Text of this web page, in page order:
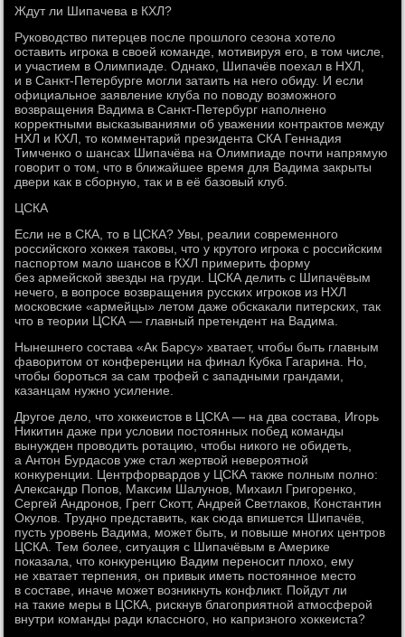
Ждут ли Шипачева в КХЛ?
Руководство питерцев после прошлого сезона хотело
оставить игрока в своей команде, мотивируя его, в том числе,
и участием в Олимпиаде. Однако, Шипачёв поехал в НХЛ,
и в Санкт-Петербурге могли затаить на него обиду. И если
официальное заявление клуба по поводу возможного
возвращения Вадима в Санкт-Петербург наполнено
корректными высказываниями об уважении контрактов между
НХЛ и КХЛ, то комментарий президента СКА Геннадия
Тимченко о шансах Шипачёва на Олимпиаде почти напрямую
говорит о том, что в ближайшее время для Вадима закрыты
двери как в сборную, так и в её базовый клуб.
ЦСКА
Если не в СКА, то в ЦСКА? Увы, реалии современного
российского хоккея таковы, что у крутого игрока с российским
паспортом мало шансов в КХЛ примерить форму
без армейской звезды на груди. ЦСКА делить с Шипачёвым
нечего, в вопросе возвращения русских игроков из НХЛ
московские «армейцы» летом даже обскакали питерских, так
что в теории ЦСКА — главный претендент на Вадима.
Нынешнего состава «Ак Барсу» хватает, чтобы быть главным
фаворитом от конференции на финал Кубка Гагарина. Но,
чтобы бороться за сам трофей с западными грандами,
казанцам нужно усиление.
Другое дело, что хоккеистов в ЦСКА — на два состава, Игорь
Никитин даже при условии постоянных побед команды
вынужден проводить ротацию, чтобы никого не обидеть,
а Антон Бурдасов уже стал жертвой невероятной
конкуренции. Центрфорвардов у ЦСКА также полным полно:
Александр Попов, Максим Шалунов, Михаил Григоренко,
Сергей Андронов, Грегг Скотт, Андрей Светлаков, Константин
Окулов. Трудно представить, как сюда впишется Шипачёв,
пусть уровень Вадима, может быть, и повыше многих центров
ЦСКА. Тем более, ситуация с Шипачёвым в Америке
показала, что конкуренцию Вадим переносит плохо, ему
не хватает терпения, он привык иметь постоянное место
в составе, иначе может возникнуть конфликт. Пойдут ли
на такие меры в ЦСКА, рискнув благоприятной атмосферой
внутри команды ради классного, но капризного хоккеиста?